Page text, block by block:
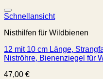
Schnellansicht
Nisthilfen für Wildbienen
12 mit 10 cm Länge,
Niströhre, Bienenziegel für
47,00 €